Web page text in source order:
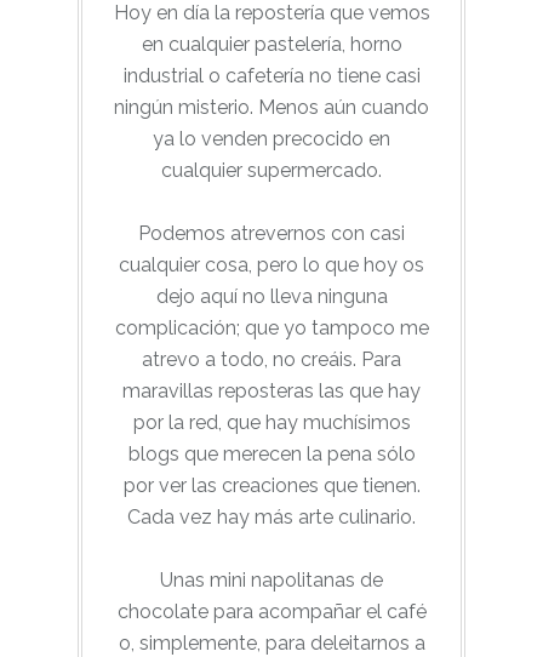
Hoy en día la repostería que vemos
en cualquier pastelería, horno
industrial o cafetería no tiene casi
ningún misterio. Menos aún cuando
ya lo venden precocido en
cualquier supermercado.
Podemos atrevernos con casi
cualquier cosa, pero lo que hoy os
dejo aquí no lleva ninguna
complicación; que yo tampoco me
atrevo a todo, no creáis. Para
maravillas reposteras las que hay
por la red, que hay muchísimos
blogs que merecen la pena sólo
por ver las creaciones que tienen.
Cada vez hay más arte culinario.
Unas mini napolitanas de
chocolate para acompañar el café
o, simplemente, para deleitarnos a